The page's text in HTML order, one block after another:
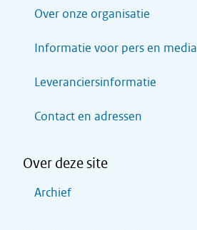
Over onze organisatie
Informatie voor pers en media
Leveranciersinformatie
Contact en adressen
Over deze site
Archief